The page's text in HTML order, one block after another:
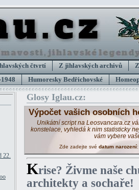
čtvrtí Z jihlavských archivů
Humoresky Bedřichovské
22.
Glosy Iglau.cz:
Výpočet vašich osobních
Unikátní script na Leosvancara.cz
konstelace, vyhledá k nim statisticky
vám vybere
Zde zadejte své datum narození
Krise? Živme naše
architekty a sochaře!